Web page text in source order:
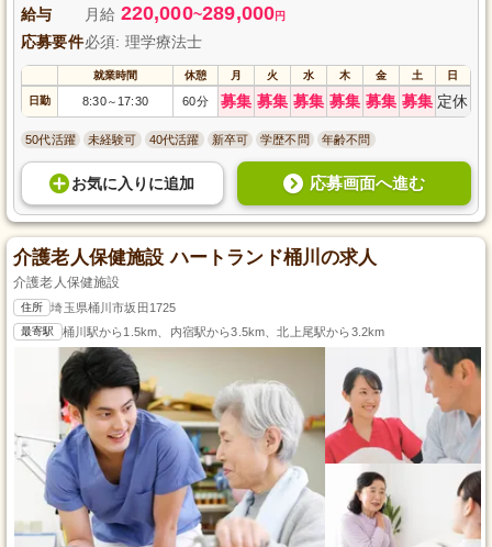
給与 月給 220,000~289,000円
応募要件必須: 理学療法士
就業時間 休憩 月 火 水 木 金 土 日
日勤 8:30～ 17:30 60分 募集 募集 募集 募集 募集 募集 定休
50代活躍 未経験可 40代活躍 新卒可 学歴不問 年齢不問
お気に入り に追加 応募画面へ進む
介護老人保健施設 ハートランド桶川の求人
介護老人保健施設
住所 埼玉県桶川市坂田1725
最寄駅 桶川駅から1.5km、内宿駅から3.5km、北上尾駅から3.2km